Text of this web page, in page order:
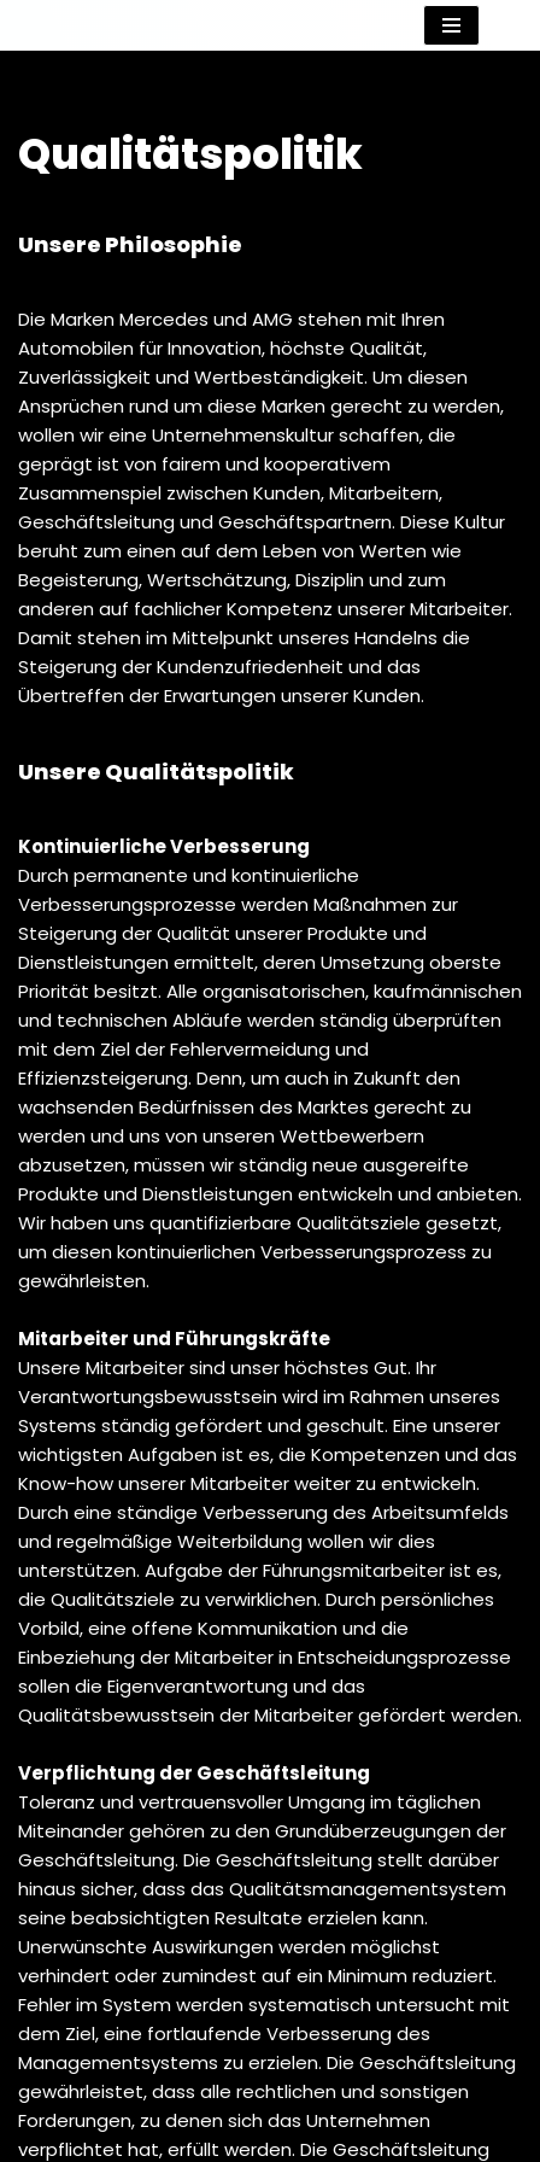
Qualitätspolitik
Unsere Philosophie
Die Marken Mercedes und AMG stehen mit Ihren
Automobilen für Innovation, höchste Qualität,
Zuverlässigkeit und Wertbeständigkeit. Um diesen
Ansprüchen rund um diese Marken gerecht zu werden,
wollen wir eine Unternehmenskultur schaffen, die
geprägt ist von fairem und kooperativem
Zusammenspiel zwischen Kunden, Mitarbeitern,
Geschäftsleitung und Geschäftspartnern. Diese Kultur
beruht zum einen auf dem Leben von Werten wie
Begeisterung, Wertschätzung, Disziplin und zum
anderen auf fachlicher Kompetenz unserer Mitarbeiter.
Damit stehen im Mittelpunkt unseres Handelns die
Steigerung der Kundenzufriedenheit und das
Übertreffen der Erwartungen unserer Kunden.
Unsere Qualitätspolitik
Kontinuierliche Verbesserung
Durch permanente und kontinuierliche
Verbesserungsprozesse werden Maßnahmen zur
Steigerung der Qualität unserer Produkte und
Dienstleistungen ermittelt, deren Umsetzung oberste
Priorität besitzt. Alle organisatorischen, kaufmännischen
und technischen Abläufe werden ständig überprüften
mit dem Ziel der Fehlervermeidung und
Effizienzsteigerung. Denn, um auch in Zukunft den
wachsenden Bedürfnissen des Marktes gerecht zu
werden und uns von unseren Wettbewerbern
abzusetzen, müssen wir ständig neue ausgereifte
Produkte und Dienstleistungen entwickeln und anbieten.
Wir haben uns quantifizierbare Qualitätsziele gesetzt,
um diesen kontinuierlichen Verbesserungsprozess zu
gewährleisten.
Mitarbeiter und Führungskräfte
Unsere Mitarbeiter sind unser höchstes Gut. Ihr
Verantwortungsbewusstsein wird im Rahmen unseres
Systems ständig gefördert und geschult. Eine unserer
wichtigsten Aufgaben ist es, die Kompetenzen und das
Know-how unserer Mitarbeiter weiter zu entwickeln.
Durch eine ständige Verbesserung des Arbeitsumfelds
und regelmäßige Weiterbildung wollen wir dies
unterstützen. Aufgabe der Führungsmitarbeiter ist es,
die Qualitätsziele zu verwirklichen. Durch persönliches
Vorbild, eine offene Kommunikation und die
Einbeziehung der Mitarbeiter in Entscheidungsprozesse
sollen die Eigenverantwortung und das
Qualitätsbewusstsein der Mitarbeiter gefördert werden.
Verpflichtung der Geschäftsleitung
Toleranz und vertrauensvoller Umgang im täglichen
Miteinander gehören zu den Grundüberzeugungen der
Geschäftsleitung. Die Geschäftsleitung stellt darüber
hinaus sicher, dass das Qualitätsmanagementsystem
seine beabsichtigten Resultate erzielen kann.
Unerwünschte Auswirkungen werden möglichst
verhindert oder zumindest auf ein Minimum reduziert.
Fehler im System werden systematisch untersucht mit
dem Ziel, eine fortlaufende Verbesserung des
Managementsystems zu erzielen. Die Geschäftsleitung
gewährleistet, dass alle rechtlichen und sonstigen
Forderungen, zu denen sich das Unternehmen
verpflichtet hat, erfüllt werden. Die Geschäftsleitung